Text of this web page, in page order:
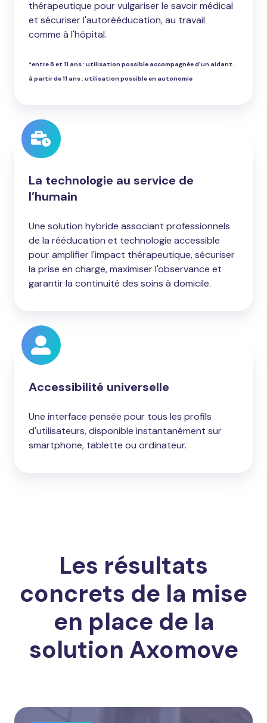
thérapeutique pour vulgariser le savoir médical
et sécuriser l'autorééducation, au travail
comme à l'hôpital.
*entre 6 et 11 ans : utilisation possible accompagnée d’un aidant.
à partir de 11 ans : utilisation possible en autonomie
La technologie au service de
l’humain
Une solution hybride associant professionnels
de la rééducation et technologie accessible
pour amplifier l'impact thérapeutique, sécuriser
la prise en charge, maximiser l'observance et
garantir la continuité des soins à domicile.
Accessibilité universelle
Une interface pensée pour tous les profils
d'utilisateurs, disponible instantanément sur
smartphone, tablette ou ordinateur.
Les résultats
concrets de la mise
en place de la
solution Axomove